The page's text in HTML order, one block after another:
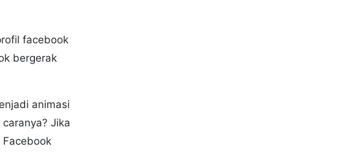
facebook
bergerak
animasi
Jika